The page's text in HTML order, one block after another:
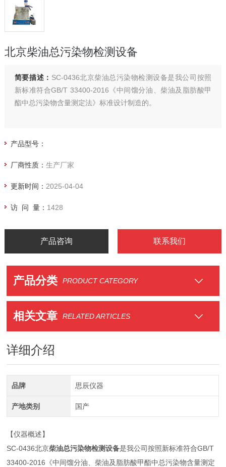
北京柴油总污染物检测设备
简要描述： SC-0436北京柴油总污染物检测设备是我公司按照
新标准符合GB/T 33400-2016《中间馏分油、柴油及脂肪酸甲
酯中总污染物含量测定法》标准设计制造的。
产品型号：
厂商性质： 生产厂家
更新时间： 2025-04-04
访 问 量： 1428
产品咨询 联系我们
产品分类 PRODUCT CATEGORY
相关文章 RELATED ARTICLES
详细介绍
品牌 思辰仪器
产地类别 国产
【仪器概述】
SC-0436北京柴油总污染物检测设备是我公司按照新标准符合GB/T
33400-2016《中间馏分油、柴油及脂肪酸甲酯中总污染物含量测定